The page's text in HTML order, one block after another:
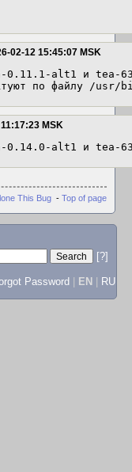
02-12 15:45:07 MSK
0.11.1-alt1 и tea-
по файлу /usr/
MSK
0.14.0-alt1 и tea-
This Bug - Top of page
[?]
Password EN RU